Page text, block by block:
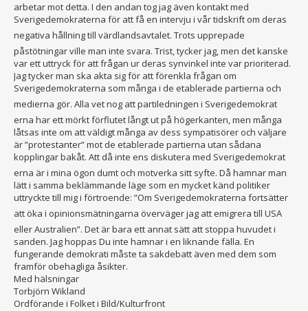
arbetar mot detta. I den andan tog jag även kontakt med
Sverigedemokraterna för att få en intervju i vår tidskrift om deras
negativa hållning till värdlandsavtalet. Trots upprepade
påstötningar ville man inte svara. Trist, tycker jag, men det kanske
var ett uttryck för att frågan ur deras synvinkel inte var prioriterad.
Jag tycker man ska akta sig för att förenkla frågan om
Sverigedemokraterna som många i de etablerade partierna och
medierna gör. Alla vet nog att partiledningen i Sverigedemokrat
erna har ett mörkt förflutet långt ut på högerkanten, men många
låtsas inte om att väldigt många av dess sympatisörer och väljare
är ”protestanter” mot de etablerade partierna utan sådana
kopplingar bakåt. Att då inte ens diskutera med Sverigedemokrat
erna är i mina ögon dumt och motverka sitt syfte. Då hamnar man
lätt i samma beklämmande läge som en mycket känd politiker
uttryckte till mig i förtroende: ”Om Sverigedemokraterna fortsätter
att öka i opinionsmätningarna överväger jag att emigrera till USA
eller Australien”. Det är bara ett annat sätt att stoppa huvudet i
sanden. Jag hoppas Du inte hamnar i en liknande fälla. En
fungerande demokrati måste ta sakdebatt även med dem som
framför obehagliga åsikter.
Med hälsningar
Torbjörn Wikland
Ordförande i Folket i Bild/Kulturfront